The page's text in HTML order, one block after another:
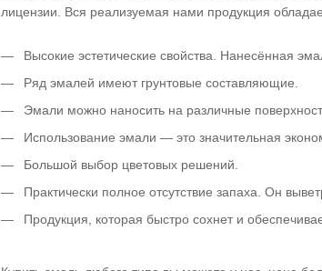
лицензии. Вся реализуемая нами продукция
Высокие эстетические свойства. Нанесённая
Ряд эмалей имеют грунтовые составляющие.
Эмали можно наносить на различные
Использование эмали — это значительная
Большой выбор цветовых решений.
Практически полное отсутствие запаха. Он
Продукция, которая быстро сохнет и